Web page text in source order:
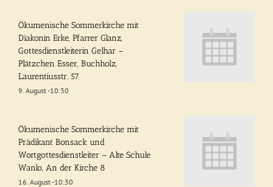
Ökumenische Sommerkirche mit
Diakonin Erke, Pfarrer Glanz,
Gottesdienstleiterin Gelhar –
Plätzchen Esser, Buchholz,
Laurentiusstr. 57
9. August -10:30
Ökumenische Sommerkirche mit
Prädikant Bonsack und
Wortgottesdienstleiter – Alte Schule
Wanlo, An der Kirche 8
16. August -10:30